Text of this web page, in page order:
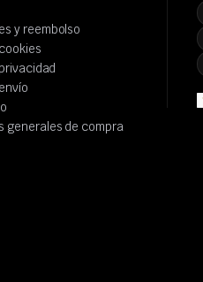
y reembolso
generales de compra